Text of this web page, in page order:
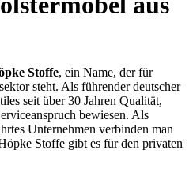
Stoffe, ein Name, der für
steht. Als führender deutscher
seit über 30 Jahren Qualität,
bewiesen. Als
Unternehmen verbinden man
Stoffe gibt es für den privaten